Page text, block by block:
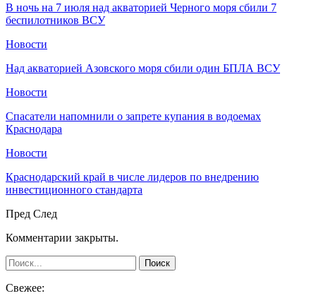
В ночь на 7 июля над акваторией Черного моря сбили 7
беспилотников ВСУ
Новости
Над акваторией Азовского моря сбили один БПЛА ВСУ
Новости
Спасатели напомнили о запрете купания в водоемах
Краснодара
Новости
Краснодарский край в числе лидеров по внедрению
инвестиционного стандарта
Пред След
Комментарии закрыты.
Свежее: